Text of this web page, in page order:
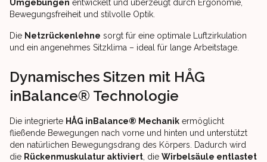
Umgebungen entwickelt und überzeugt durch Ergonomie,
Bewegungsfreiheit und stilvolle Optik.
Die Netzrückenlehne sorgt für eine optimale Luftzirkulation
und ein angenehmes Sitzklima – ideal für lange Arbeitstage.
Dynamisches Sitzen mit HÅG
inBalance® Technologie
Die integrierte HÅG inBalance® Mechanik ermöglicht
fließende Bewegungen nach vorne und hinten und unterstützt
den natürlichen Bewegungsdrang des Körpers. Dadurch wird
die Rückenmuskulatur aktiviert , die Wirbelsäule entlastet